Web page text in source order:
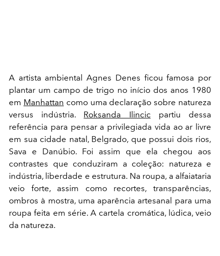
A artista ambiental Agnes Denes ficou famosa por
plantar um campo de trigo no início dos anos 1980
em Manhattan como uma declaração sobre natureza
versus indústria. Roksanda Ilincic partiu dessa
referência para pensar a privilegiada vida ao ar livre
em sua cidade natal, Belgrado, que possui dois rios,
Sava e Danúbio. Foi assim que ela chegou aos
contrastes que conduziram a coleção: natureza e
indústria, liberdade e estrutura. Na roupa, a alfaiataria
veio forte, assim como recortes, transparências,
ombros à mostra, uma aparência artesanal para uma
roupa feita em série. A cartela cromática, lúdica, veio
da natureza.